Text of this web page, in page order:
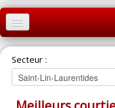
ACCUEIL
MONTRÉAL
QUÉBEC
Secteur :